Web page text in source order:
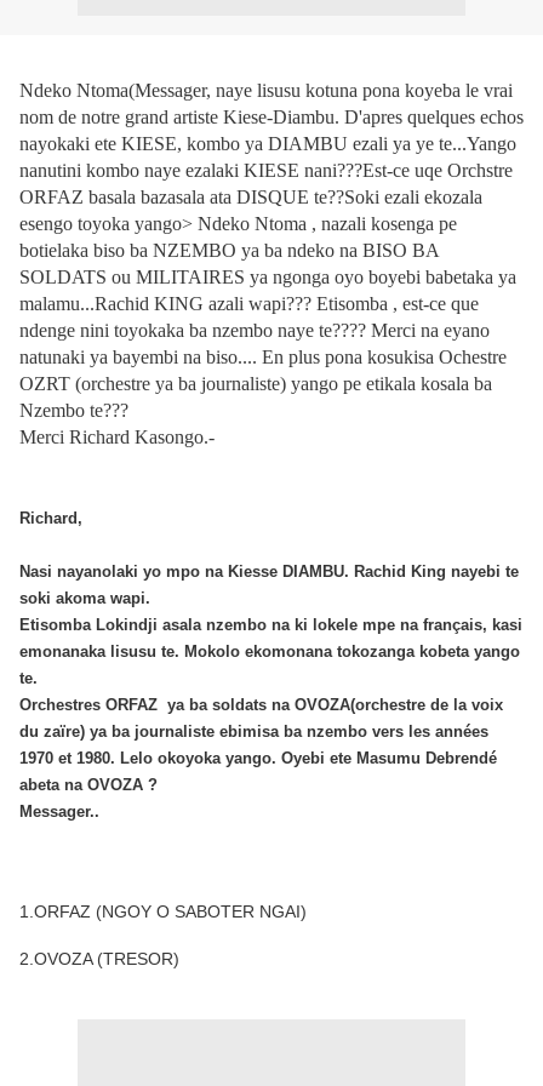
Ndeko Ntoma(Messager, naye lisusu kotuna pona koyeba le vrai
nom de notre grand artiste Kiese-Diambu. D'apres quelques echos
nayokaki ete KIESE, kombo ya DIAMBU ezali ya ye te...Yango
nanutini kombo naye ezalaki KIESE nani???Est-ce uqe Orchstre
ORFAZ basala bazasala ata DISQUE te??Soki ezali ekozala
esengo toyoka yango> Ndeko Ntoma , nazali kosenga pe
botielaka biso ba NZEMBO ya ba ndeko na BISO BA
SOLDATS ou MILITAIRES ya ngonga oyo boyebi babetaka ya
malamu...Rachid KING azali wapi??? Etisomba , est-ce que
ndenge nini toyokaka ba nzembo naye te???? Merci na eyano
natunaki ya bayembi na biso.... En plus pona kosukisa Ochestre
OZRT (orchestre ya ba journaliste) yango pe etikala kosala ba
Nzembo te???
Merci Richard Kasongo.-
Richard,
Nasi nayanolaki yo mpo na Kiesse DIAMBU. Rachid King nayebi te
soki akoma wapi.
Etisomba Lokindji asala nzembo na ki lokele mpe na français, kasi
emonanaka lisusu te. Mokolo ekomonana tokozanga kobeta yango
te.
Orchestres ORFAZ ya ba soldats na OVOZA(orchestre de la voix
du zaïre) ya ba journaliste ebimisa ba nzembo vers les années
1970 et 1980. Lelo okoyoka yango. Oyebi ete Masumu Debrendé
abeta na OVOZA ?
Messager..
1.ORFAZ (NGOY O SABOTER NGAI)
2.OVOZA (TRESOR)